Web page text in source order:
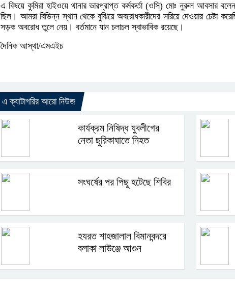
এ বিষয়ে কুমিরা হাইওয়ে থানার ভারপ্রাপ্ত কর্মকর্তা (ওসি) মোঃ নুরুল আবসার
ছিল। আমরা বিভিন্ন স্থান থেকে বুঝিয়ে অবরোধকারীদের সরিয়ে দেওয়ার চেষ্টা
সড়ক অবরোধ তুলে নেয়। বর্তমানে যান চলাচল স্বাভাবিক রয়েছে।
দৈনিক আস্থা/এমএইচ
এ ক্যাটাগরির আরো নিউজ
কার্যক্রম নিষিদ্ধ যুবলীগের
নেতা ছুরিকাঘাতে নিহত
সংঘর্ষের পর পিছু হটেছে শিবির
হযরত শাহজালাল বিমানবন্দরে
বলাকা লাউঞ্জে আগুন